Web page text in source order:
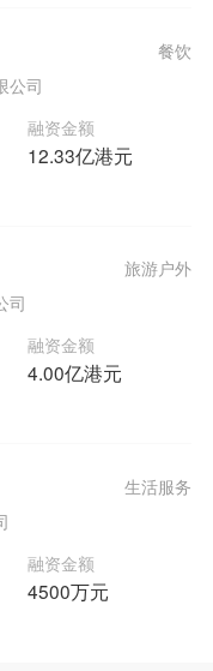
公司
融资金额
12.33亿港元
餐饮
司
融资金额
4.00亿港元
旅游户外
融资金额
4500万元
生活服务